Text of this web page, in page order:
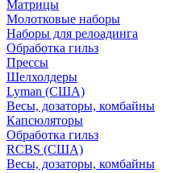
Матрицы
Молотковые наборы
Наборы для релоадинга
Обработка гильз
Преcсы
Шелхолдеры
Lyman (США)
Весы, дозаторы, комбайны
Капсюляторы
Обработка гильз
RCBS (США)
Весы, дозаторы, комбайны